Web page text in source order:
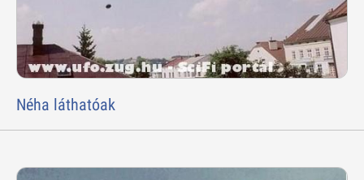
Néha láthatóak